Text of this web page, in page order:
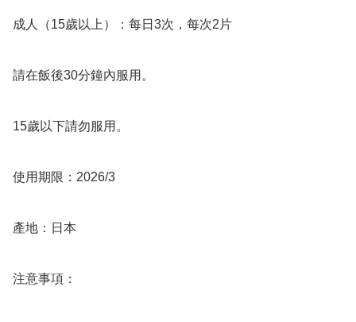
成人（15歲以上）：每日3次，每次2片
請在飯後30分鐘內服用。
15歲以下請勿服用。
使用期限：2026/3
產地：日本
注意事項：